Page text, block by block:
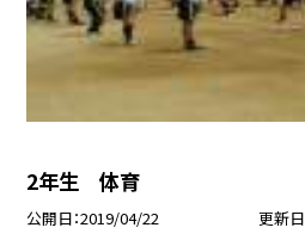
2年生 体育
公開日 2019/04/22 更新日